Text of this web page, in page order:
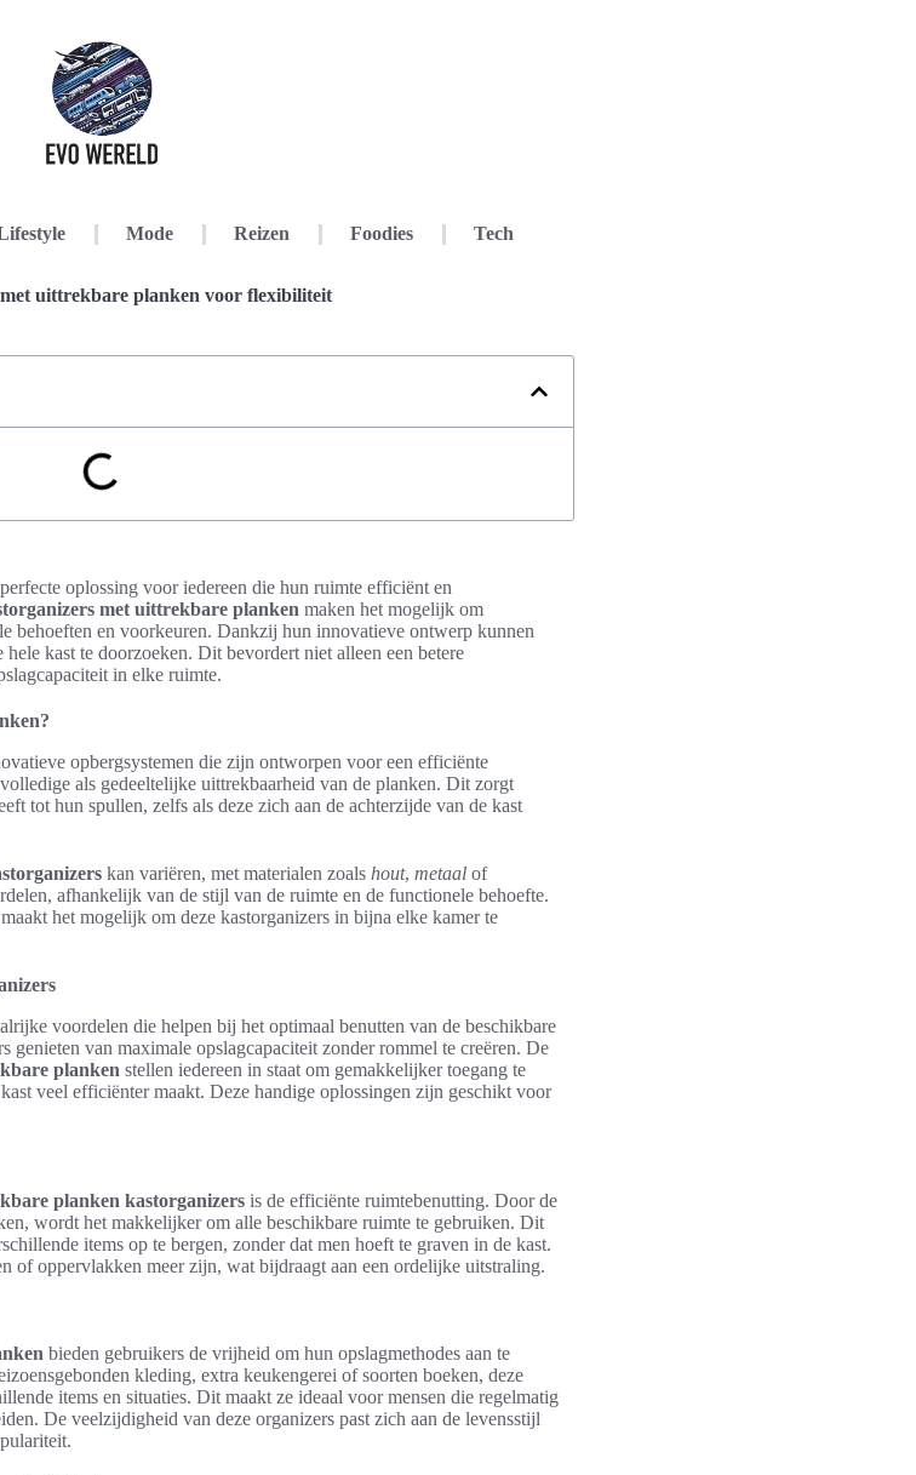
Mode Reizen Foodies Tech
uittrekbare planken voor flexibiliteit
oplossing voor iedereen die hun ruimte efficiënt en
met uittrekbare planken maken het mogelijk om
behoeften en voorkeuren. Dankzij hun innovatieve ontwerp kunnen
kast te doorzoeken. Dit bevordert niet alleen een betere
in elke ruimte.
opbergsystemen die zijn ontworpen voor een efficiënte
als gedeeltelijke uittrekbaarheid van de planken. Dit zorgt
tot hun spullen, zelfs als deze zich aan de achterzijde van de kast
kan variëren, met materialen zoals hout, metaal of
afhankelijk van de stijl van de ruimte en de functionele behoefte.
het mogelijk om deze kastorganizers in bijna elke kamer te
voordelen die helpen bij het optimaal benutten van de beschikbare
van maximale opslagcapaciteit zonder rommel te creëren. De
planken stellen iedereen in staat om gemakkelijker toegang te
veel efficiënter maakt. Deze handige oplossingen zijn geschikt voor
planken kastorganizers is de efficiënte ruimtebenutting. Door de
wordt het makkelijker om alle beschikbare ruimte te gebruiken. Dit
items op te bergen, zonder dat men hoeft te graven in de kast.
of oppervlakken meer zijn, wat bijdraagt aan een ordelijke uitstraling.
bieden gebruikers de vrijheid om hun opslagmethodes aan te
kleding, extra keukengerei of soorten boeken, deze
items en situaties. Dit maakt ze ideaal voor mensen die regelmatig
De veelzijdigheid van deze organizers past zich aan de levensstijl